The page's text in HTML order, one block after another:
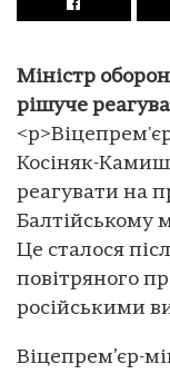
Міністр
рішуче
Косіняк-
реагувати на
Балтійському
Це сталося
повітряного
російськими
Віцепрем’єр-